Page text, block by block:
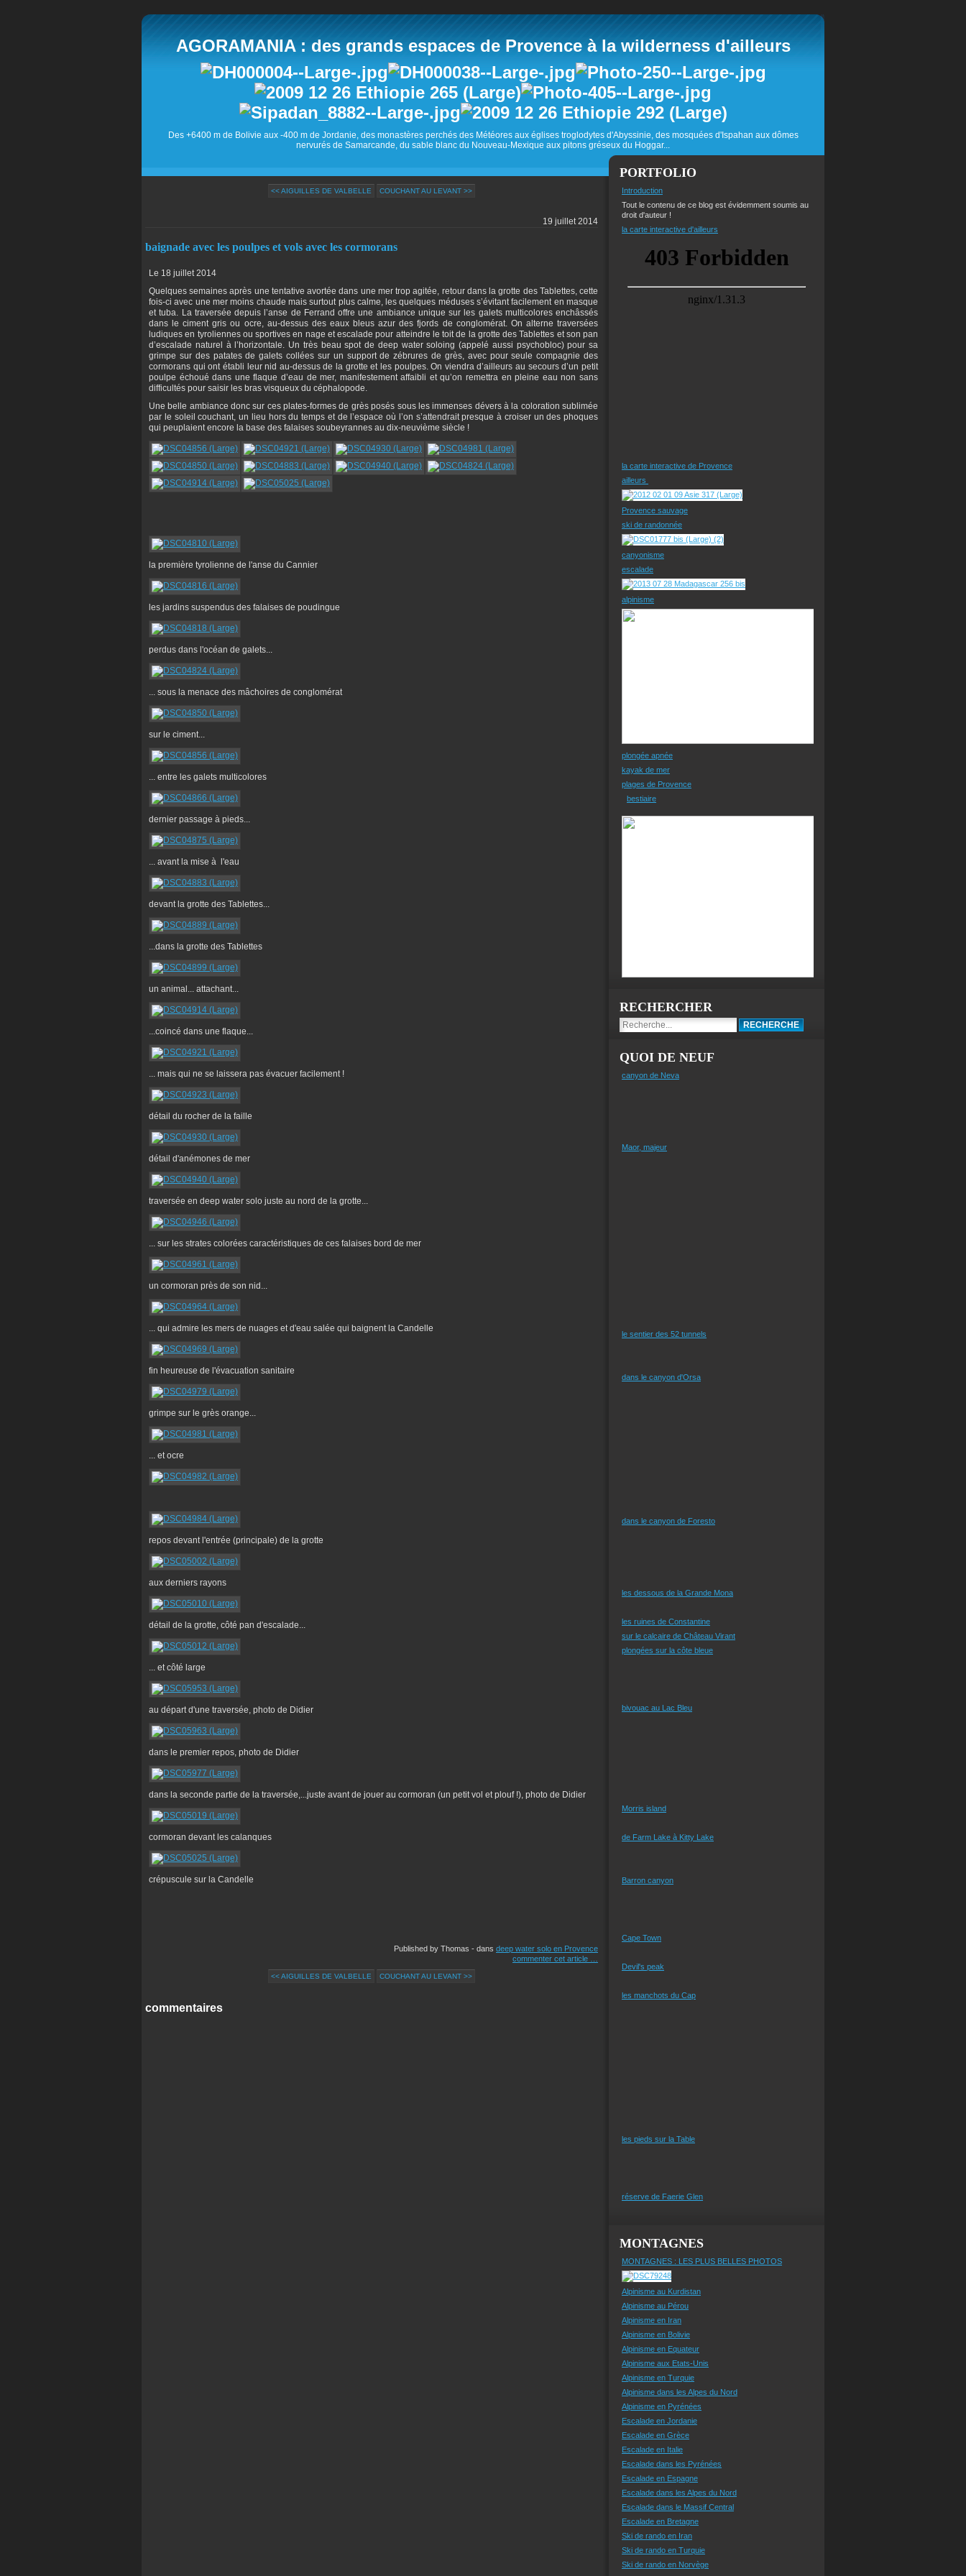
AGORAMANIA : des grands espaces de Provence à la wilderness d'ailleurs
Des +6400 m de Bolivie aux -400 m de Jordanie, des monastères perchés des Météores aux églises troglodytes d'Abyssinie, des mosquées d'Ispahan aux dômes
nervurés de Samarcande, du sable blanc du Nouveau-Mexique aux pitons gréseux du Hoggar...
<< AIGUILLES DE VALBELLE COUCHANT AU LEVANT >>
19 juillet 2014
baignade avec les poulpes et vols avec les cormorans
Le 18 juillet 2014
Quelques semaines après une tentative avortée dans une mer trop agitée, retour dans la grotte des Tablettes, cette
fois-ci avec une mer moins chaude mais surtout plus calme, les quelques méduses s’évitant facilement en masque
et tuba. La traversée depuis l’anse de Ferrand offre une ambiance unique sur les galets multicolores enchâssés
dans le ciment gris ou ocre, au-dessus des eaux bleus azur des fjords de conglomérat. On alterne traversées
ludiques en tyroliennes ou sportives en nage et escalade pour atteindre le toit de la grotte des Tablettes et son pan
d’escalade naturel à l’horizontale. Un très beau spot de deep water soloing (appelé aussi psychobloc) pour sa
grimpe sur des patates de galets collées sur un support de zébrures de grès, avec pour seule compagnie des
cormorans qui ont établi leur nid au-dessus de la grotte et les poulpes. On viendra d’ailleurs au secours d’un petit
poulpe échoué dans une flaque d’eau de mer, manifestement affaibli et qu’on remettra en pleine eau non sans
difficultés pour saisir les bras visqueux du céphalopode.
Une belle ambiance donc sur ces plates-formes de grès posés sous les immenses dévers à la coloration sublimée
par le soleil couchant, un lieu hors du temps et de l’espace où l’on s’attendrait presque à croiser un des phoques
qui peuplaient encore la base des falaises soubeyrannes au dix-neuvième siècle !
la première tyrolienne de l'anse du Cannier
les jardins suspendus des falaises de poudingue
perdus dans l'océan de galets...
... sous la menace des mâchoires de conglomérat
sur le ciment...
... entre les galets multicolores
dernier passage à pieds...
... avant la mise à l'eau
devant la grotte des Tablettes...
...dans la grotte des Tablettes
un animal... attachant...
...coincé dans une flaque...
... mais qui ne se laissera pas évacuer facilement !
détail du rocher de la faille
détail d'anémones de mer
traversée en deep water solo juste au nord de la grotte...
... sur les strates colorées caractéristiques de ces falaises bord de mer
un cormoran près de son nid...
... qui admire les mers de nuages et d'eau salée qui baignent la Candelle
fin heureuse de l'évacuation sanitaire
grimpe sur le grès orange...
... et ocre
repos devant l'entrée (principale) de la grotte
aux derniers rayons
détail de la grotte, côté pan d'escalade...
... et côté large
au départ d'une traversée, photo de Didier
dans le premier repos, photo de Didier
dans la seconde partie de la traversée,...juste avant de jouer au cormoran (un petit vol et plouf !), photo de Didier
cormoran devant les calanques
crépuscule sur la Candelle
Published by Thomas - dans deep water solo en Provence
commenter cet article
<< AIGUILLES DE VALBELLE COUCHANT AU LEVANT >>
commentaires
PORTFOLIO
Introduction
Tout le contenu de ce blog est évidemment soumis au
droit d'auteur !
la carte interactive d'ailleurs
la carte interactive de Provence
ailleurs
Provence sauvage
ski de randonnée
canyonisme
escalade
alpinisme
plongée apnée
kayak de mer
plages de Provence
bestiaire
RECHERCHER
QUOI DE NEUF
canyon de Neva
Maor, majeur
le sentier des 52 tunnels
dans le canyon d'Orsa
dans le canyon de Foresto
les dessous de la Grande Mona
les ruines de Constantine
sur le calcaire de Château Virant
plongées sur la côte bleue
bivouac au Lac Bleu
Morris island
de Farm Lake à Kitty Lake
Barron canyon
Cape Town
Devil's peak
les manchots du Cap
les pieds sur la Table
réserve de Faerie Glen
MONTAGNES
MONTAGNES : LES PLUS BELLES PHOTOS
Alpinisme au Kurdistan
Alpinisme au Pérou
Alpinisme en Iran
Alpinisme en Bolivie
Alpinisme en Equateur
Alpinisme aux Etats-Unis
Alpinisme en Turquie
Alpinisme dans les Alpes du Nord
Alpinisme en Pyrénées
Escalade en Jordanie
Escalade en Grèce
Escalade en Italie
Escalade dans les Pyrénées
Escalade en Espagne
Escalade dans les Alpes du Nord
Escalade dans le Massif Central
Escalade en Bretagne
Ski de rando en Iran
Ski de rando en Turquie
Ski de rando en Norvège